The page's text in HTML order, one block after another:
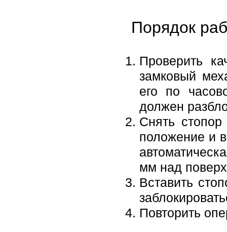
Порядок
Проверить
замковый
его по
должен
Снять
положение и
мм над
Вставить
Повторить